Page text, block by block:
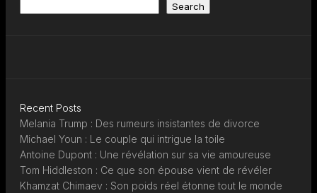
Search
Recent Posts
Melania Trump : Des rumeurs insistantes de divorce
Michael Youn : Le couple qui intrigue la toile
Antoine Dupont : Une révélation sur sa vie amoureuse
Tom Hiddleston : Ce que son épouse vient de révéler
Khamzat Chimaev : Son poids réel étonne tout le monde